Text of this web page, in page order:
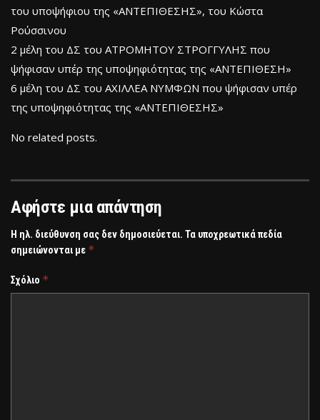
του υποψήφιου της «ΑΝΤΕΠΙΘΕΣΗΣ», του Κώστα
Ρούσσινου
2 μέλη του ΔΣ του ΑΤΡΟΜΗΤΟΥ ΣΤΡΟΓΓΥΛΗΣ που
ψήφισαν υπέρ της υποψηφιότητας της «ΑΝΤΕΠΙΘΕΣΗ»
6 μέλη του ΔΣ του ΑΧΙΛΛΕΑ ΝΥΜΦΩΝ που ψήφισαν υπέρ
της υποψηφιότητας της «ΑΝΤΕΠΙΘΕΣΗΣ»
No related posts.
Αφήστε μια απάντηση
Η ηλ. διεύθυνση σας δεν δημοσιεύεται. Τα υποχρεωτικά πεδία
σημειώνονται με *
Σχόλιο *